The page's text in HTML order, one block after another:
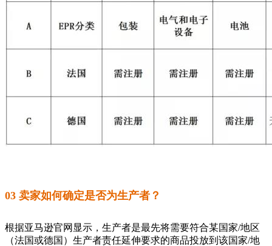
03 卖家如何确定是否为生产者？
根据亚马逊官网显示，生产者是最先将需要符合某国家/地区
（法国或德国）生产者责任延伸要求的商品投放到该国家/地